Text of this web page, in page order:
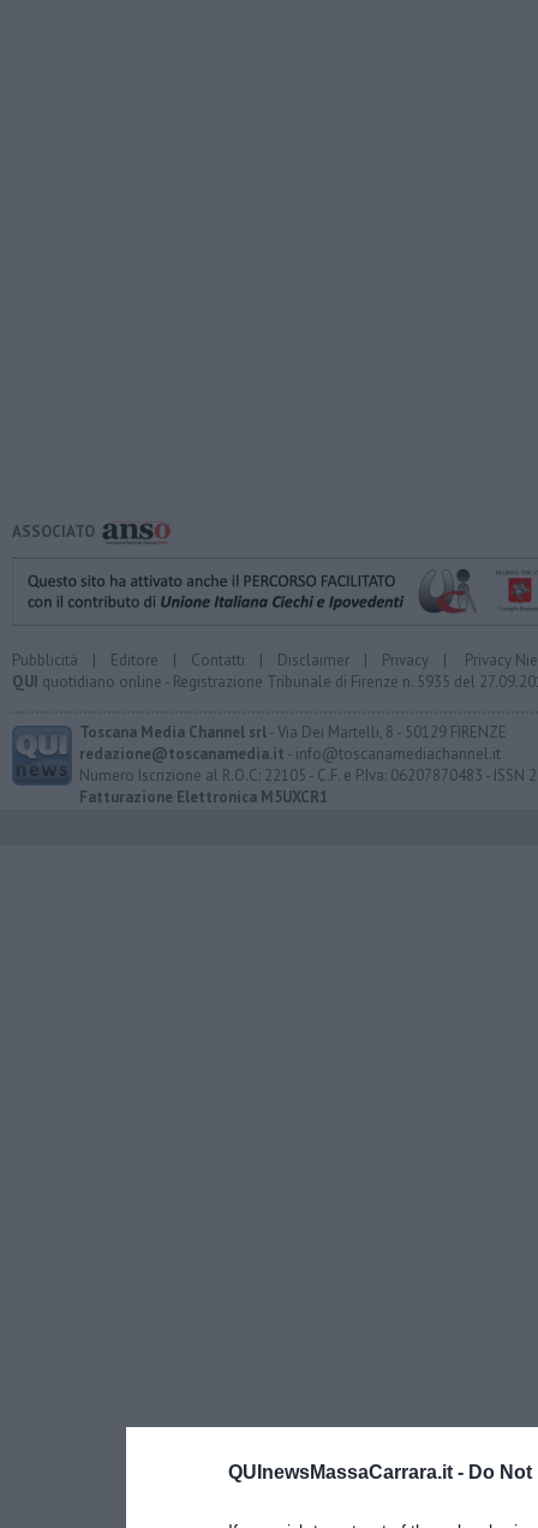
QUInewsMassaCarrara.it - Do
ASSOCIATO
Pubblicità | Editore | Contatti | Disclaimer | Privacy | Privacy
QUI quotidiano online - Registrazione Tribunale di Firenze n. 5935 del
Toscana Media Channel srl- Via Dei Martelli, 8 - 50129 FIRENZE
redazione@toscanamedia.it - info@toscanamediachannel.it
Numero Iscrizione al R.O.C: 22105 - C.F. e P.Iva: 06207870483 - ISSN
Fatturazione Elettronica M5UXCR1